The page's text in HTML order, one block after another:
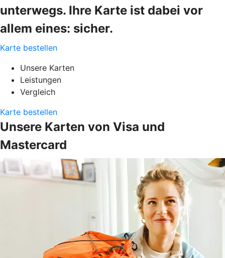
unterwegs. Ihre Karte ist dabei vor
allem eines: sicher.
Karte bestellen
Unsere Karten
Leistungen
Vergleich
Karte bestellen
Unsere Karten von Visa und
Mastercard